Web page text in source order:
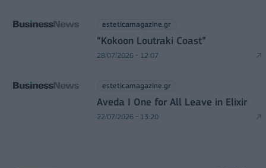
esteticamagazine.gr
“Kokoon Loutraki Coast”
28/07/2026 - 12:07
esteticamagazine.gr
Aveda I One for All Leave in Elixir
22/07/2026 - 13:20